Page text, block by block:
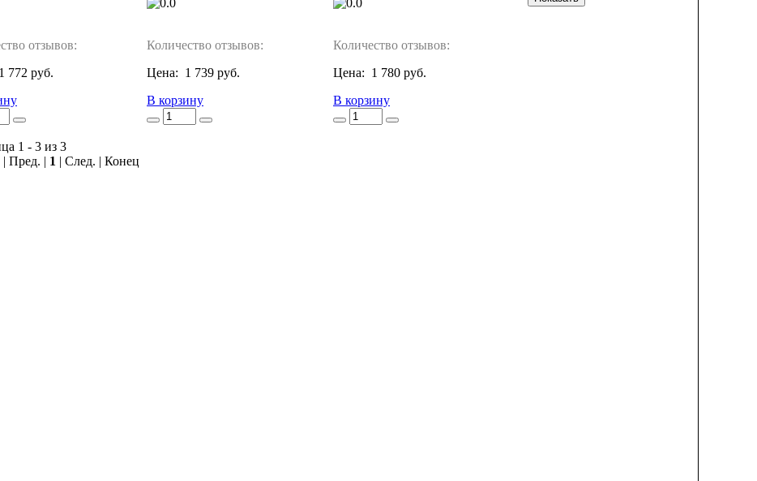
отзывов:
1 772 руб.
Количество отзывов:
Цена: 1 739 руб.
В корзину
Количество отзывов:
Цена: 1 780 руб.
В корзину
1 - 3 из 3
| Пред. | 1 | След. | Конец